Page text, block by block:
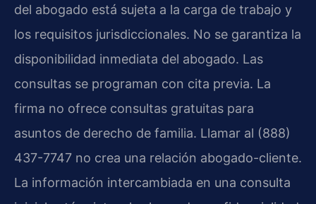
del abogado está sujeta a la carga de trabajo y
los requisitos jurisdiccionales. No se garantiza la
disponibilidad inmediata del abogado. Las
consultas se programan con cita previa. La
firma no ofrece consultas gratuitas para
asuntos de derecho de familia. Llamar al (888)
437-7747 no crea una relación abogado-cliente.
La información intercambiada en una consulta